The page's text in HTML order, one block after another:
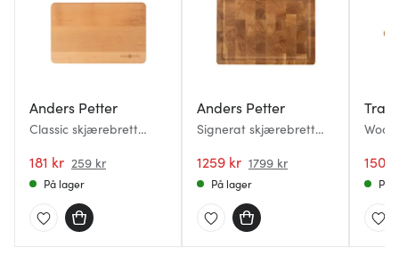
Anders Petter
Classic skjærebrett
181 kr 259 kr
På lager
Anders Petter
Signerat skjærebrett
1259 kr 1799 kr
På lager
teak
150
På